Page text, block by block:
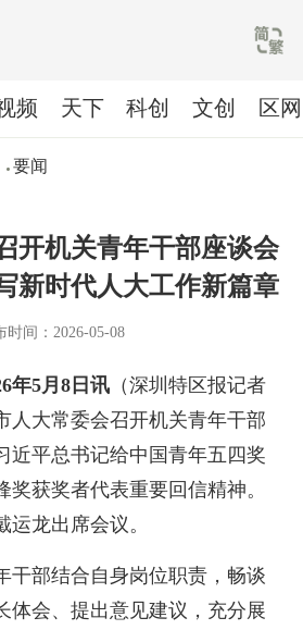
要闻
频 天下 科创 文创 区网
开机关青年干部座谈会
新时代人大工作新篇章
时间：2026-05-08
年5月8日讯（深圳特区报记者
人大常委会召开机关青年干部
近平总书记给中国青年五四奖
获奖者代表重要回信精神。
龙出席会议。
干部结合自身岗位职责，畅谈
体会、提出意见建议，充分展